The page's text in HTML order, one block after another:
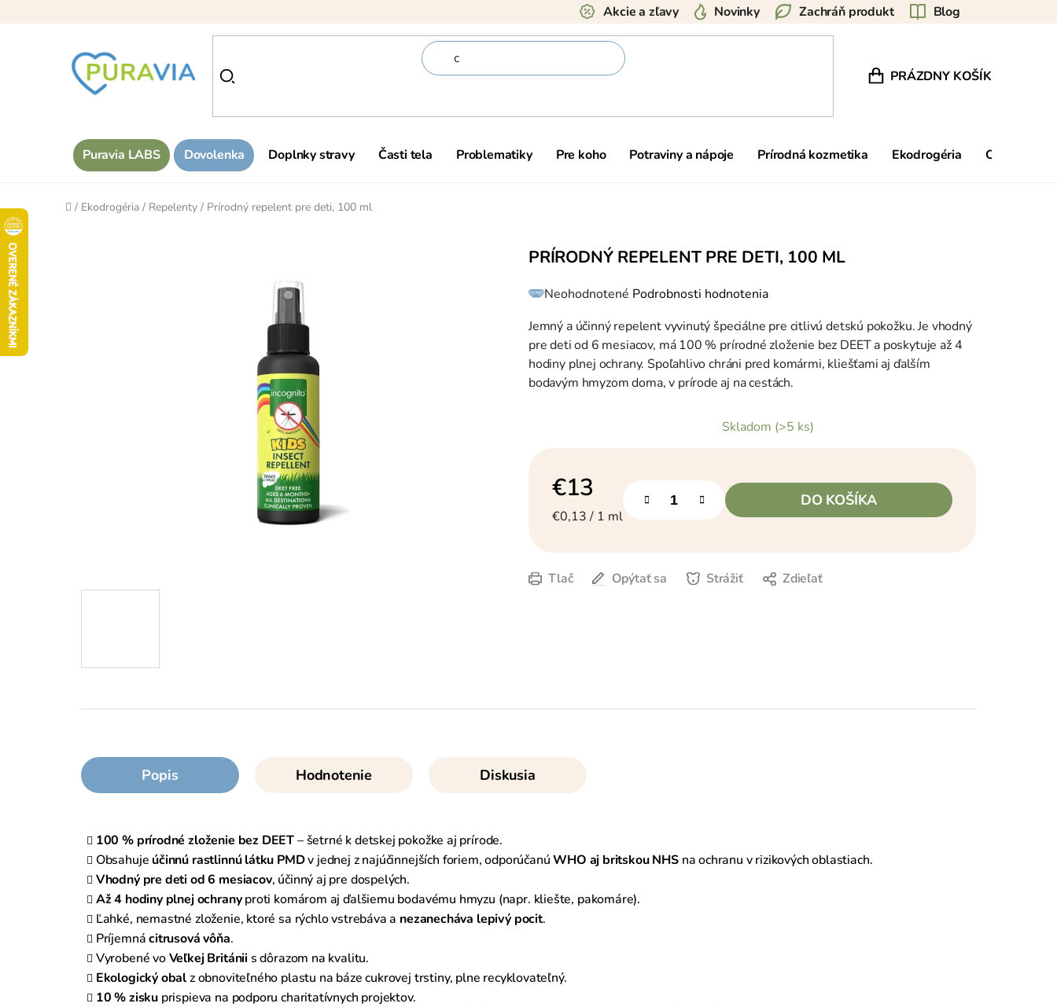
Blog
Zachráň produkt
Novinky
Akcie a zľavy
NÁKUPNÝ KOŠÍK
PRÁZDNY KOŠÍK
Puravia LABS Dovolenka Doplnky stravy Časti tela Problematiky Pre koho Potraviny a nápoje Prírodná kozmetika Ekodrogéria Ostatné
Domov
/ Ekodrogéria / Repelenty / Prírodný repelent pre deti, 100 ml
PRÍRODNÝ REPELENT PRE DETI, 100 ML
Priemerné
hodnotenie
0,0
z
5
hviezdičiek.
Neohodnotené Podrobnosti hodnotenia
Jemný a účinný repelent vyvinutý špeciálne pre citlivú detskú pokožku. Je vhodný
pre deti od 6 mesiacov, má 100 % prírodné zloženie bez DEET a poskytuje až 4
hodiny plnej ochrany. Spoľahlivo chráni pred komármi, kliešťami aj ďalším
bodavým hmyzom doma, v prírode aj na cestách.
Skladom (>5 ks)
€13
Jednotková cena:
€0,13 / 1 ml
DO KOŠÍKA
Tlač Opýtať sa Strážiť Zdieľať
Popis Hodnotenie Diskusia
100 % prírodné zloženie bez DEET– šetrné k detskej pokožke aj prírode.
Obsahuje účinnú rastlinnú látku PMDv jednej z najúčinnejších foriem, odporúčanúWHO aj britskou NHSna ochranu v rizikových oblastiach.
Vhodný pre deti od 6 mesiacov, účinný aj pre dospelých.
Až 4 hodiny plnej ochranyproti komárom aj ďalšiemu bodavému hmyzu (napr. kliešte, pakomáre).
Ľahké, nemastné zloženie, ktoré sa rýchlo vstrebáva a nezanecháva lepivý pocit.
Príjemnácitrusová vôňa.
Vyrobené voVeľkej Britániis dôrazom na kvalitu.
Ekologický obalz obnoviteľného plastu na báze cukrovej trstiny, plne recyklovateľný.
10 % zisku prispieva na podporu charitatívnych projektov.